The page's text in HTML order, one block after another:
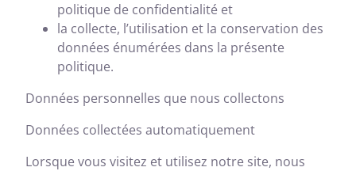
politique de confidentialité et
la collecte, l’utilisation et la conservation des
données énumérées dans la présente
politique.
Données personnelles que nous collectons
Données collectées automatiquement
Lorsque vous visitez et utilisez notre site, nous